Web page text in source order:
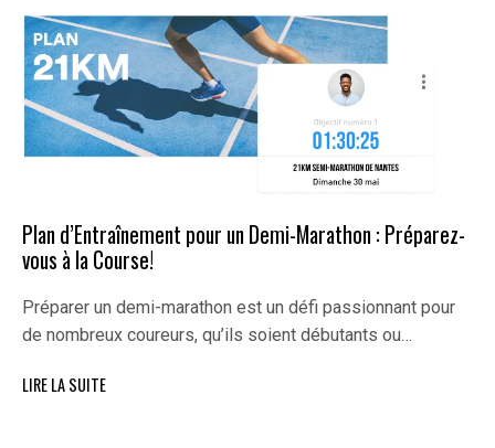
Plan d’Entraînement pour un Demi-Marathon : Préparez-
vous à la Course!
Préparer un demi-marathon est un défi passionnant pour
de nombreux coureurs, qu’ils soient débutants ou…
LIRE LA SUITE